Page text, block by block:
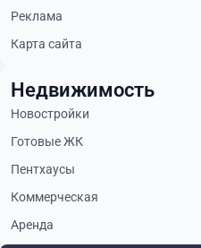
Реклама
Карта сайта
Недвижимость
Новостройки
Готовые ЖК
Пентхаусы
Коммерческая
Аренда